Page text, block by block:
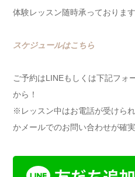
体験レッスン随時承っております
スケジュールはこちら
ご予約はLINEもしくは下記フォ
から！
※レッスン中はお電話が受けら
かメールでのお問い合わせが確実